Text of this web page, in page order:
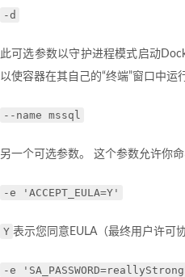
-d
此可选参数以守护进程模式启动
以使容器在其自己的“终端”窗口中运
--name mssql
另一个可选参数。 这个参数允许你
-e 'ACCEPT_EULA=Y'
Y 表示您同意EULA（最终用户许可
-e